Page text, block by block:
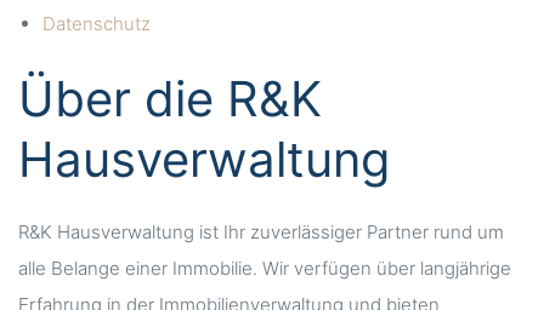
Datenschutz
Über die R&K
Hausverwaltung
R&K Hausverwaltung ist Ihr zuverlässiger Partner rund um
alle Belange einer Immobilie. Wir verfügen über langjährige
Erfahrung in der Immobilienverwaltung und bieten